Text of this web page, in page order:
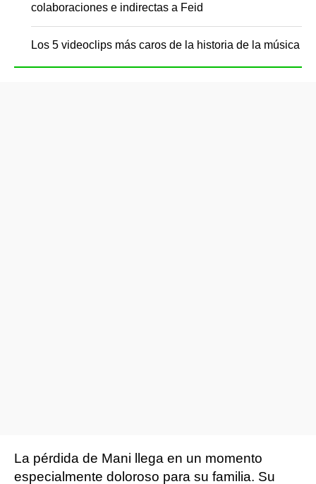
colaboraciones e indirectas a Feid
Los 5 videoclips más caros de la historia de la música
La pérdida de Mani llega en un momento
especialmente doloroso para su familia. Su